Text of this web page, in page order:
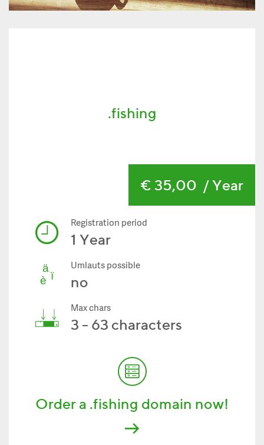
.fishing
€ 35,00 / Year
Registration period
1 Year
Umlauts possible
no
Max chars
3 - 63 characters
Order a .fishing domain now!